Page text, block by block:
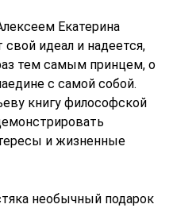
Екатерина
свой идеал и надеется,
тем самым принцем, о
с самой собой.
книгу философской
и жизненные
необычный подарок